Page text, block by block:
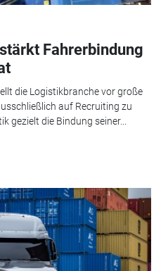
Fahrerbindung
die Logistikbranche vor große
auf Recruiting zu
gezielt die Bindung seiner...